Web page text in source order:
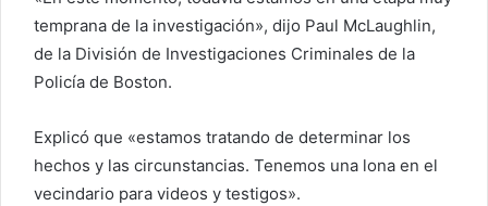
temprana de la investigación», dijo Paul McLaughlin,
de la División de Investigaciones Criminales de la
Policía de Boston.
Explicó que «estamos tratando de determinar los
hechos y las circunstancias. Tenemos una lona en el
vecindario para videos y testigos».